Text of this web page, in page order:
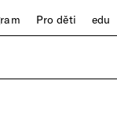
Pro děti edu